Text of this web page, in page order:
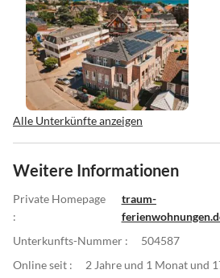
Alle Unterkünfte anzeigen
Weitere Informationen
Private Homepage
:
traum-
Unterkunfts-Nummer :
504587
Online seit :
2 Jahre und 1 Monat und